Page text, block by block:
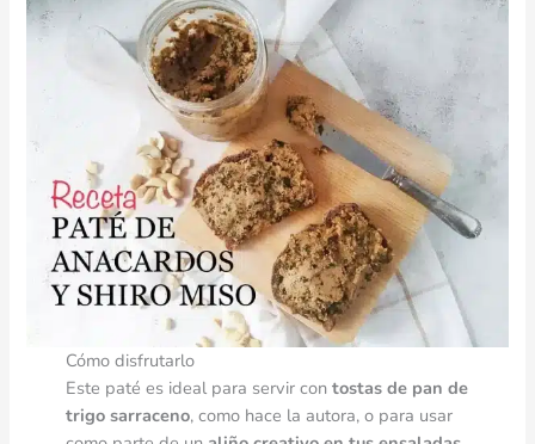
Cómo disfrutarlo
Este paté es ideal para servir con tostas de pan de
trigo sarraceno, como hace la autora, o para usar